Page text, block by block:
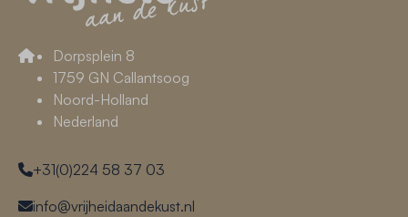
Dorpsplein 8
1759 GN Callantsoog
Noord-Holland
Nederland
+31(0)224 58 37 03
info@vrijheidaandekust.nl